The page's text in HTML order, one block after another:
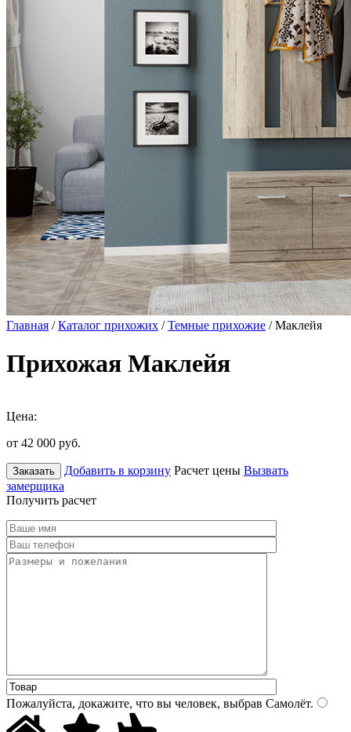
Главная /Каталог прихожих /Темные прихожие / Маклейя
Прихожая Маклейя
Цена:
от 42 000 руб.
Заказать Добавить в корзину Расчет цены Вызвать
замерщика
Получить расчет
Пожалуйста, докажите, что вы человек, выбрав Самолёт.